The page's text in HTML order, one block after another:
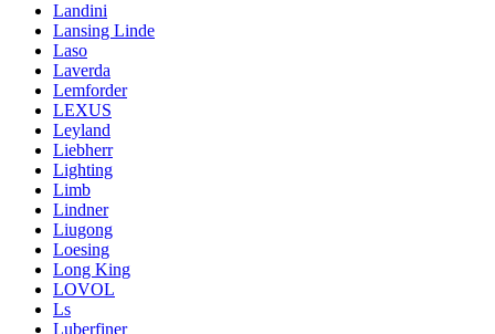
Landini
Lansing Linde
Laso
Laverda
Lemforder
LEXUS
Leyland
Liebherr
Lighting
Limb
Lindner
Liugong
Loesing
Long King
LOVOL
Ls
Luberfiner